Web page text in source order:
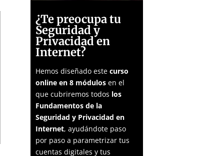
¿Te preocupa tu
Seguridad y
Privacidad en
Internet?
Hemos diseñado estecurso
online en 8 módulos en el
que cubriremos todos los
Fundamentos de la
Seguridad y Privacidad en
Internet, ayudándote paso
por paso a parametrizar tus
cuentas digitales y tus